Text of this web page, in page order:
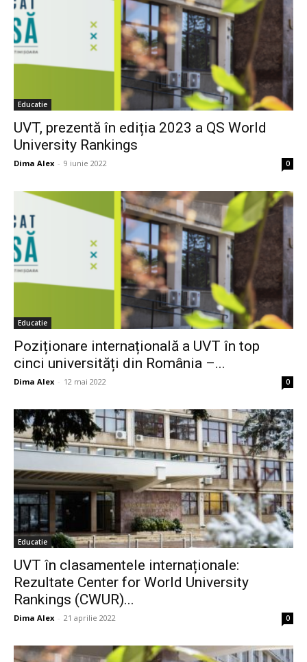
Educatie
UVT, prezentă în ediția 2023 a QS World
University Rankings
Dima Alex - 9 iunie 2022 0
Educatie
Poziționare internațională a UVT în top
cinci universități din România –...
Dima Alex - 12 mai 2022 0
Educatie
UVT în clasamentele internaționale:
Rezultate Center for World University
Rankings (CWUR)...
Dima Alex - 21 aprilie 2022 0